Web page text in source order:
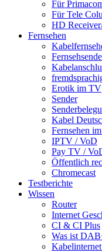
Für
Für Tele
HD
Fernsehen
Erotik im TV
Sender
Kabel
Fernsehen
IPTV / VoD
Pay TV /
Öffentlich
Chromecast
Testberichte
Wissen
Router
Internet
CI & CI Plus
Was ist